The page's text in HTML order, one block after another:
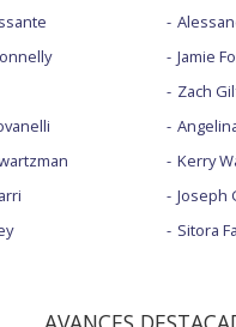
Jamie
Zach
Kerry
Joseph
Sitora